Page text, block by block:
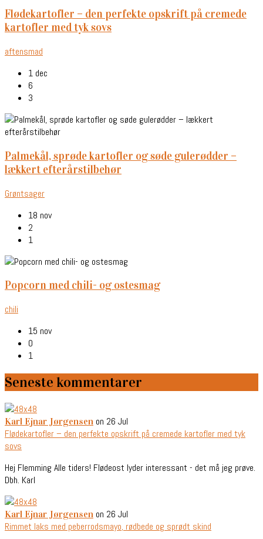
flødekartofler – den perfekte opskrift på cremede
kartofler med tyk sovs
aftensmad
1 dec
6
3
palmekål, sprøde kartofler og søde gulerødder –
lækkert efterårstilbehør
Grøntsager
18 nov
2
1
popcorn med chili- og ostesmag
chili
15 nov
0
1
Seneste kommentarer
Karl Ejnar Jørgensen on 26 Jul
Flødekartofler – den perfekte opskrift på cremede kartofler med tyk
sovs
Hej Flemming Alle tiders! Flødeost lyder interessant - det må jeg prøve.
Dbh. Karl
Karl Ejnar Jørgensen on 26 Jul
Rimmet laks med peberrodsmayo, rødbede og sprødt skind